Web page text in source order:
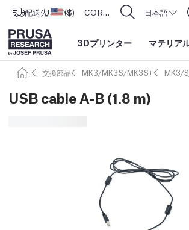
配送先 アメリカ合衆国
USD ($) CORE One L: Now In Stock! 日本語
3Dプリンター マテリア
交換部品 MK3/MK3S/MK3S+ MK3/
USB cable A-B (1.8 m)